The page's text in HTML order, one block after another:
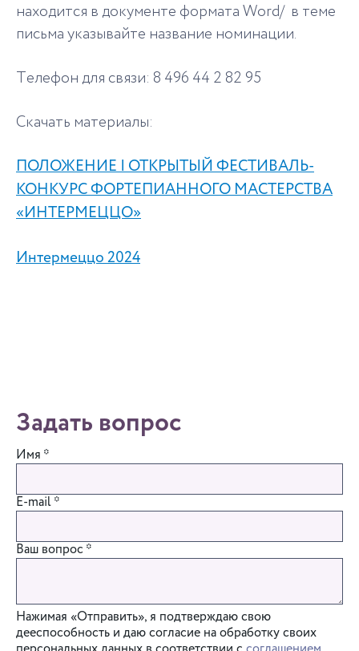
находится в документе формата Word/ в теме
письма указывайте название номинации.
Телефон для связи: 8 496 44 2 82 95
Скачать материалы:
ПОЛОЖЕНИЕ I ОТКРЫТЫЙ ФЕСТИВАЛЬ-
КОНКУРС ФОРТЕПИАННОГО МАСТЕРСТВА
«ИНТЕРМЕЦЦО»
Интермеццо 2024
Задать вопрос
Имя *
E-mail*
Ваш вопрос*
Нажимая «Отправить», я подтверждаю свою
дееспособность и даю согласие на обработку своих